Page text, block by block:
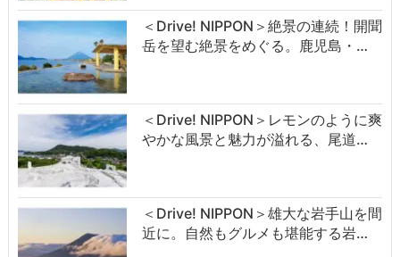
＜Drive! NIPPON＞絶景の連続！開聞
岳を望む絶景をめぐる。鹿児島・…
＜Drive! NIPPON＞レモンのように爽
やかな風景と魅力が溢れる、尾道…
＜Drive! NIPPON＞雄大な岩手山を間
近に。自然もグルメも堪能する岩…